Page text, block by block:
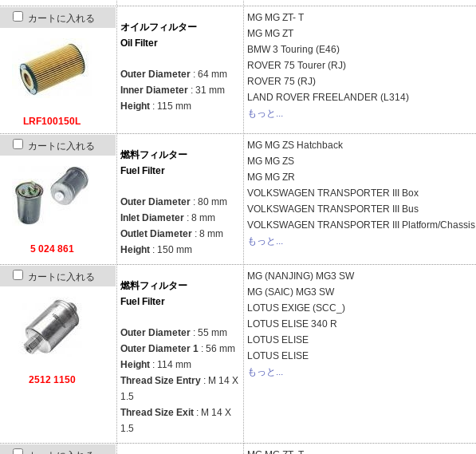
カートに入れる
LRF100150L
オイルフィルター
Oil Filter
Outer Diameter : 64 mm
Inner Diameter : 31 mm
Height : 115 mm
MG MG ZT- T
MG MG ZT
BMW3 Touring (E46)
ROVER 75 Tourer (RJ)
ROVER 75 (RJ)
LAND ROVER FREELANDER (L314)
もっと...
カートに入れる
5 024 861
燃料フィルター
Fuel Filter
Outer Diameter : 80 mm
Inlet Diameter : 8 mm
Outlet Diameter : 8 mm
Height : 150 mm
MG MG ZS Hatchback
MG MG ZS
MG MG ZR
VOLKSWAGEN TRANSPORTER III Box
VOLKSWAGEN TRANSPORTER III Bus
VOLKSWAGEN TRANSPORTER III Platform/Chassis
もっと...
カートに入れる
2512 1150
燃料フィルター
Fuel Filter
Outer Diameter : 55 mm
Outer Diameter 1 : 56 mm
Height : 114 mm
Thread Size Entry : M 14 X
1.5
Thread Size Exit : M 14 X
1.5
MG (NANJING) MG3 SW
MG (SAIC) MG3 SW
LOTUS EXIGE (SCC_)
LOTUS ELISE 340 R
LOTUS ELISE
LOTUS ELISE
もっと...